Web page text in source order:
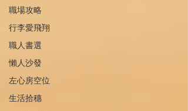
職場攻略
行李愛飛翔
職人書選
懶人沙發
左心房空位
生活拾穗